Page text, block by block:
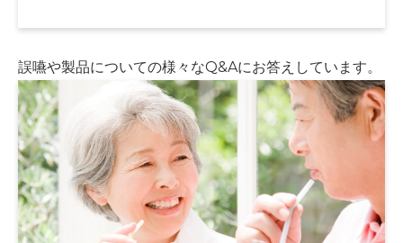
誤嚥や製品についての様々なQ&Aにお答えしています。